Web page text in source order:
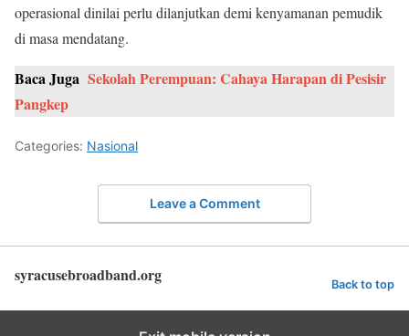
operasional dinilai perlu dilanjutkan demi kenyamanan pemudik
di masa mendatang.
Baca Juga Sekolah Perempuan: Cahaya Harapan di Pesisir
Pangkep
Categories: Nasional
Leave a Comment
syracusebroadband.org Back to top